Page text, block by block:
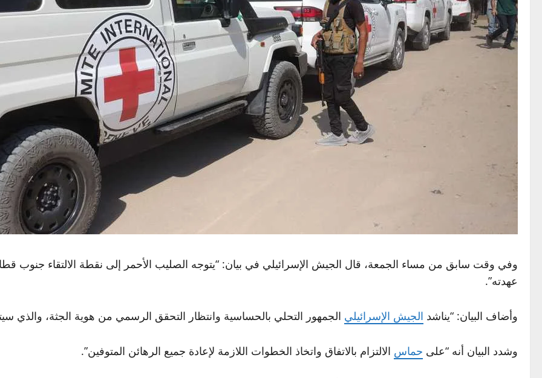
وفي وقت سابق من مساء الجمعة، قال الجيش الإسرائيلي في بيان: “يتوجه الصليب الأحمر إلى نقطة الالتقاء جنوب
عهدته”.
وأضاف البيان: “يناشد الجيش الإسرائيلي الجمهور التحلي بالحساسية وانتظار التحقق الرسمي من هوية الجثة، والذي
وشدد البيان أنه “على حماس الالتزام بالاتفاق واتخاذ الخطوات اللازمة لإعادة جميع الرهائن المتوفين”.